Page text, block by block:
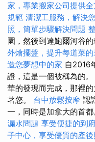
家，專業搬家公司提供
規範 清潔工服務，解決
照，簡單步驟解決問題
園，然後到達鮑爾河谷的
外燴擺盤，提升每道菜
造您夢想中的家 自2016
證，這是一個被稱為的
華的發現而完成，那裡
著您。 台中放鬆按摩 認
一，同時是加拿大的首都
漏水問題 享受便捷的到
子中心，享受優質的產